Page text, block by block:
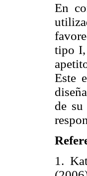
En
tipo I,
Este
de
1.